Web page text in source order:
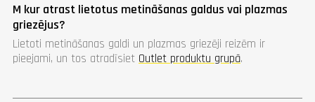
M kur atrast lietotus metināšanas galdus vai plazmas
griezējus?
Lietoti metināšanas galdi un plazmas griezēji reizēm ir
pieejami, un tos atradīsiet Outlet produktu grupā.